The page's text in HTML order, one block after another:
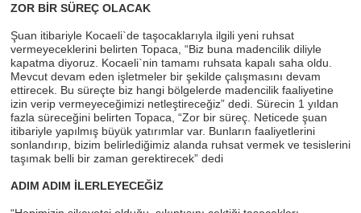
ZOR BİR SÜREÇ OLACAK
Şuan itibariyle Kocaeli`de taşocaklarıyla ilgili yeni ruhsat
vermeyeceklerini belirten Topaca, “Biz buna madencilik diliyle
kapatma diyoruz. Kocaeli`nin tamamı ruhsata kapalı saha oldu.
Mevcut devam eden işletmeler bir şekilde çalışmasını devam
ettirecek. Bu süreçte biz hangi bölgelerde madencilik faaliyetine
izin verip vermeyeceğimizi netleştireceğiz” dedi. Sürecin 1 yıldan
fazla süreceğini belirten Topaca, “Zor bir süreç. Neticede şuan
itibariyle yapılmış büyük yatırımlar var. Bunların faaliyetlerini
sonlandırıp, bizim belirlediğimiz alanda ruhsat vermek ve tesislerini
taşımak belli bir zaman gerektirecek” dedi
ADIM ADIM İLERLEYECEĞİZ